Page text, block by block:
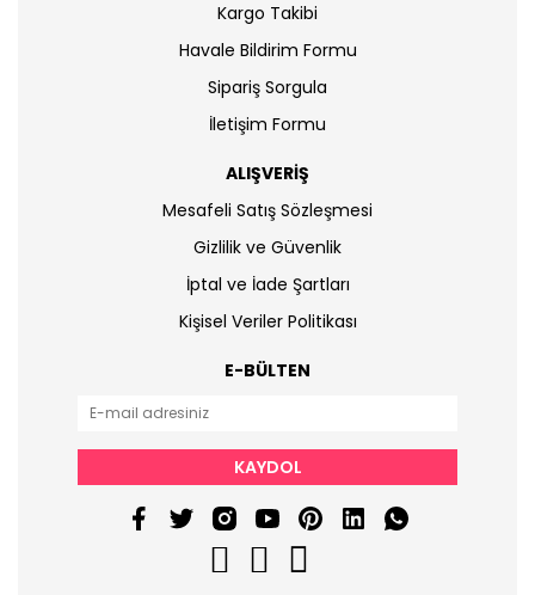
Kargo Takibi
Havale Bildirim Formu
Sipariş Sorgula
İletişim Formu
ALIŞVERİŞ
Mesafeli Satış Sözleşmesi
Gizlilik ve Güvenlik
İptal ve İade Şartları
Kişisel Veriler Politikası
E-BÜLTEN
KAYDOL